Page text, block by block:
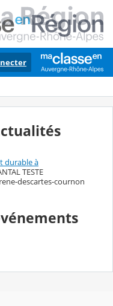
durable à
TESTE
descartes-cournon